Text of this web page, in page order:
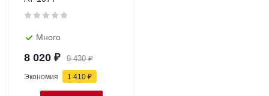
Много
8 020 ₽ 9 430₽
Экономия 1 410 ₽